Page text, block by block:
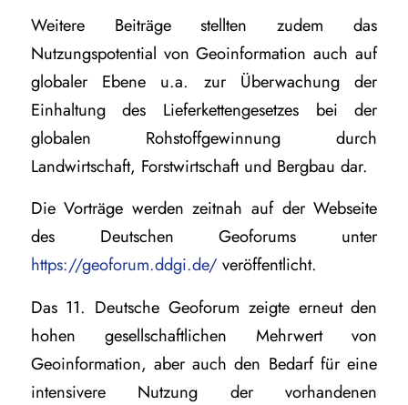
Weitere Beiträge stellten zudem das
Nutzungspotential von Geoinformation auch auf
globaler Ebene u.a. zur Überwachung der
Einhaltung des Lieferkettengesetzes bei der
globalen Rohstoffgewinnung durch
Landwirtschaft, Forstwirtschaft und Bergbau dar.
Die Vorträge werden zeitnah auf der Webseite
des Deutschen Geoforums unter
https://geoforum.ddgi.de/veröffentlicht.
Das 11. Deutsche Geoforum zeigte erneut den
hohen gesellschaftlichen Mehrwert von
Geoinformation, aber auch den Bedarf für eine
intensivere Nutzung der vorhandenen